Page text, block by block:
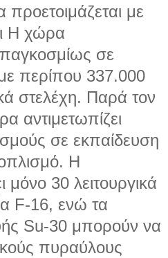
με
Η χώρα
σε
περίπου 337.000
στελέχη. Παρά τον
αντιμετωπίζει
σε εκπαίδευση
Η
μόνο 30 λειτουργικά
F-16, ενώ τα
Su-30 μπορούν να
πυραύλους